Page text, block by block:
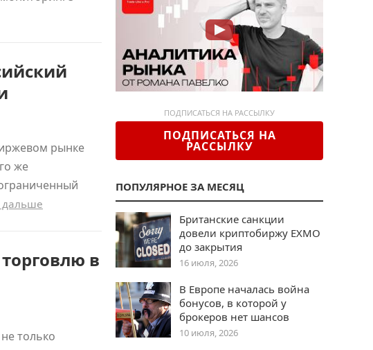
рынке
же
дальше
в
только
ПОДПИСАТЬСЯ НА РАССЫЛКУ
ПОДПИСАТЬСЯ НА
РАССЫЛКУ
ПОПУЛЯРНОЕ ЗА МЕСЯЦ
Британские санкции
довели криптобиржу EXMO
до закрытия
16 июля, 2026
В Европе началась война
бонусов, в которой у
брокеров нет шансов
10 июля, 2026